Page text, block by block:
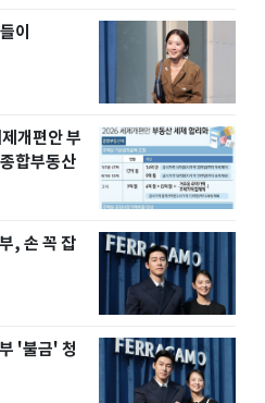
이
개편안 부
합부동산
, 손 꼭 잡
'불금' 청